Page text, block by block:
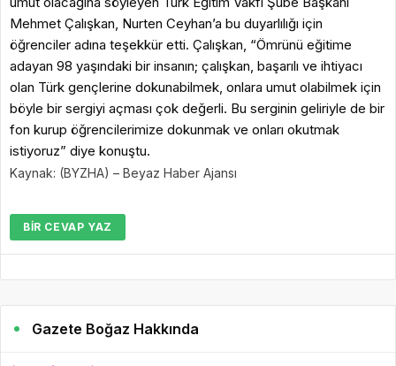
Mehmet Çalışkan, Nurten Ceyhan’a bu duyarlılığı için
öğrenciler adına teşekkür etti. Çalışkan, “Ömrünü eğitime
adayan 98 yaşındaki bir insanın; çalışkan, başarılı ve ihtiyacı
olan Türk gençlerine dokunabilmek, onlara umut olabilmek için
böyle bir sergiyi açması çok değerli. Bu serginin geliriyle de bir
fon kurup öğrencilerimize dokunmak ve onları okutmak
istiyoruz” diye konuştu.
Kaynak: (BYZHA) – Beyaz Haber Ajansı
BIR CEVAP YAZ
Gazete Boğaz Hakkında